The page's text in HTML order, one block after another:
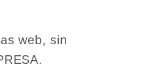
web, sin